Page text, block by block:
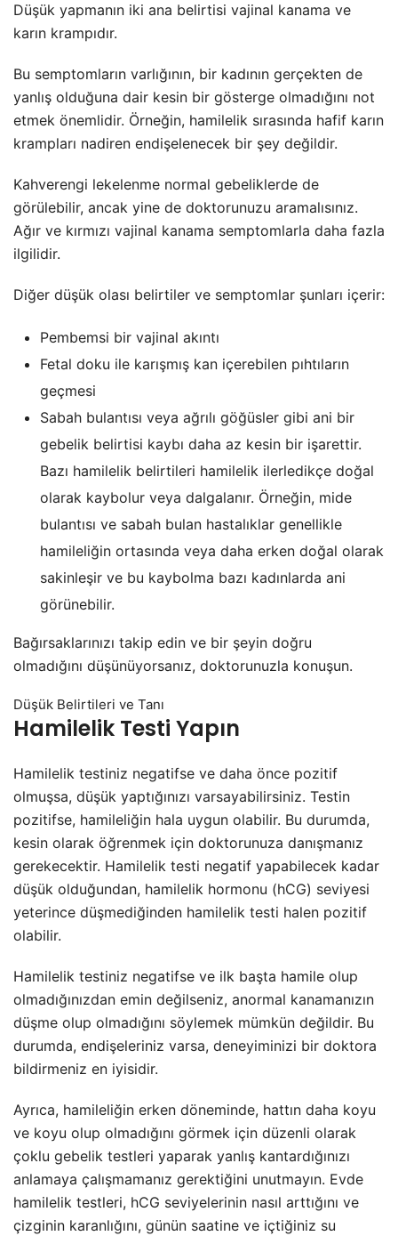
Düşük yapmanın iki ana belirtisi vajinal kanama ve
karın krampıdır.
Bu semptomların varlığının, bir kadının gerçekten de
yanlış olduğuna dair kesin bir gösterge olmadığını not
etmek önemlidir. Örneğin, hamilelik sırasında hafif karın
krampları nadiren endişelenecek bir şey değildir.
Kahverengi lekelenme normal gebeliklerde de
görülebilir, ancak yine de doktorunuzu aramalısınız.
Ağır ve kırmızı vajinal kanama semptomlarla daha fazla
ilgilidir.
Diğer düşük olası belirtiler ve semptomlar şunları içerir:
Pembemsi bir vajinal akıntı
Fetal doku ile karışmış kan içerebilen pıhtıların
geçmesi
Sabah bulantısı veya ağrılı göğüsler gibi ani bir
gebelik belirtisi kaybı daha az kesin bir işarettir.
Bazı hamilelik belirtileri hamilelik ilerledikçe doğal
olarak kaybolur veya dalgalanır. Örneğin, mide
bulantısı ve sabah bulan hastalıklar genellikle
hamileliğin ortasında veya daha erken doğal olarak
sakinleşir ve bu kaybolma bazı kadınlarda ani
görünebilir.
Bağırsaklarınızı takip edin ve bir şeyin doğru
olmadığını düşünüyorsanız, doktorunuzla konuşun.
Düşük Belirtileri ve Tanı
Hamilelik Testi Yapın
Hamilelik testiniz negatifse ve daha önce pozitif
olmuşsa, düşük yaptığınızı varsayabilirsiniz. Testin
pozitifse, hamileliğin hala uygun olabilir. Bu durumda,
kesin olarak öğrenmek için doktorunuza danışmanız
gerekecektir. Hamilelik testi negatif yapabilecek kadar
düşük olduğundan, hamilelik hormonu (hCG) seviyesi
yeterince düşmediğinden hamilelik testi halen pozitif
olabilir.
Hamilelik testiniz negatifse ve ilk başta hamile olup
olmadığınızdan emin değilseniz, anormal kanamanızın
düşme olup olmadığını söylemek mümkün değildir. Bu
durumda, endişeleriniz varsa, deneyiminizi bir doktora
bildirmeniz en iyisidir.
Ayrıca, hamileliğin erken döneminde, hattın daha koyu
ve koyu olup olmadığını görmek için düzenli olarak
çoklu gebelik testleri yaparak yanlış kantardığınızı
anlamaya çalışmamanız gerektiğini unutmayın. Evde
hamilelik testleri, hCG seviyelerinin nasıl arttığını ve
çizginin karanlığını, günün saatine ve içtiğiniz su